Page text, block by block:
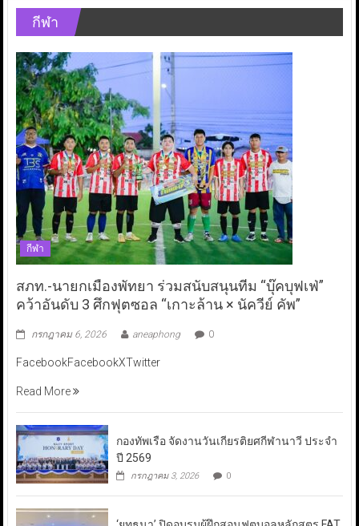
กีฬา
กีฬา
สภท.-นายกเมืองพัทยา ร่วมสนับสนุนทีม “บุ๊คบุฟเฟ่”
คว้าอันดับ 3 ศึกฟุตซอล “เกาะล้าน × นัควีย์ คัพ”
กรกฎาคม 6, 2026 aneaphong 0
FacebookFacebookXTwitter
Read More
กองทัพเรือ จัดงานวันเกียรติยศกีฬานาวี ประจำ
ปี 2569
กรกฎาคม 3, 2026 0